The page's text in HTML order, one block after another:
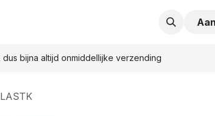
Startpagina
dus bijna altijd onmiddellijke verzending